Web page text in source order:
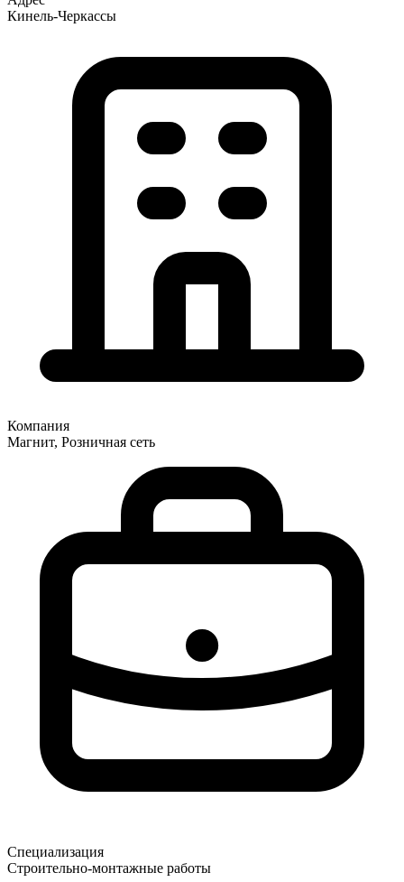
Кинель-Черкассы
Компания
Магнит, Розничная сеть
Специализация
Строительно-монтажные работы